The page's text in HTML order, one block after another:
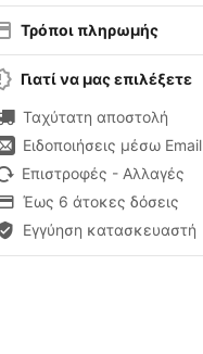
Τρόποι πληρωμής
Γιατί να μας επιλέξετε
Ταχύτατη αποστολή
Ειδοποιήσεις μέσω Email
Επιστροφές - Αλλαγές
Έως 6 άτοκες δόσεις
Εγγύηση κατασκευαστή